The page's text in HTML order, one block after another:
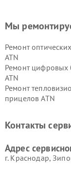
Мы
Ремонт
ATN
Ремонт цифровых
ATN
Ремонт
прицелов ATN
Контакты
Адрес
г. Краснодар,